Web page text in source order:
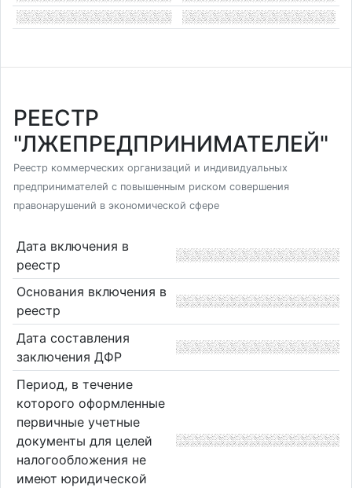
РЕЕСТР
"ЛЖЕПРЕДПРИНИМАТЕЛЕЙ"
Реестр коммерческих организаций и индивидуальных
предпринимателей с повышенным риском совершения
правонарушений в экономической сфере
Дата включения в
реестр
Основания включения в
реестр
Дата составления
заключения ДФР
Период, в течение
которого оформленные
первичные учетные
документы для целей
налогообложения не
имеют юридической